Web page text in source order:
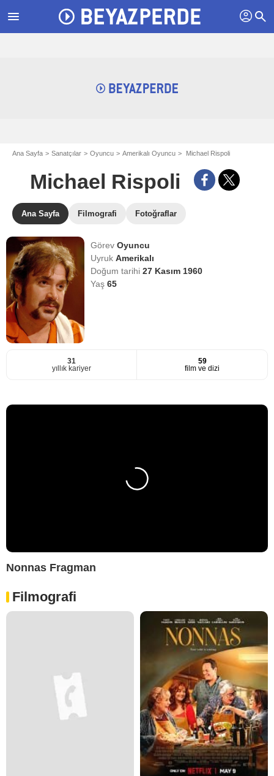
menu profil search
Ana Sayfa Sanatçılar Oyuncu Amerikalı Oyuncu Michael Rispoli
Michael Rispoli
Ana Sayfa Filmografi Fotoğraflar
GörevOyuncu
UyrukAmerikalı
Doğum tarihi27 Kasım 1960
Yaş65
31
yıllık kariyer
59
film ve dizi
Nonnas Fragman
Filmografi